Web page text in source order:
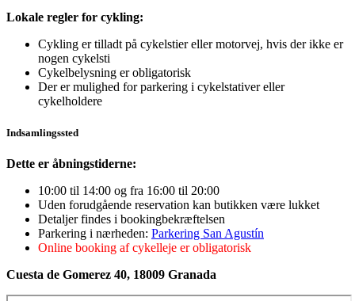
Lokale regler for cykling:
Cykling er tilladt på cykelstier eller motorvej, hvis der ikke er
nogen cykelsti
Cykelbelysning er obligatorisk
Der er mulighed for parkering i cykelstativer eller
cykelholdere
Indsamlingssted
Dette er åbningstiderne:
10:00 til 14:00 og fra 16:00 til 20:00
Uden forudgående reservation kan butikken være lukket
Detaljer findes i bookingbekræftelsen
Parkering i nærheden: Parkering San Agustín
Online booking af cykelleje er obligatorisk
Cuesta de Gomerez 40, 18009 Granada